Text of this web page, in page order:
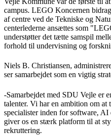
campus. LEGO Koncernen
af centre ved de Tekniske og
centerlederne ansættes som
understøtter det tætte samspil
forhold til undervisning og
Niels B. Christiansen,
ser samarbejdet som en vigtig
-Samarbejdet med SDU Vejle er
talenter. Vi har en ambition om
specialister inden for software,
giver os en stærk platform til at
rekruttering.